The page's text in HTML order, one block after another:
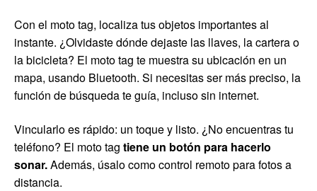
Con el moto tag, localiza tus objetos importantes al
instante. ¿Olvidaste dónde dejaste las llaves, la cartera o
la bicicleta? El moto tag te muestra su ubicación en un
mapa, usando Bluetooth. Si necesitas ser más preciso, la
función de búsqueda te guía, incluso sin internet.
Vincularlo es rápido: un toque y listo. ¿No encuentras tu
teléfono? El moto tag tiene un botón para hacerlo
sonar.Además, úsalo como control remoto para fotos a
distancia.